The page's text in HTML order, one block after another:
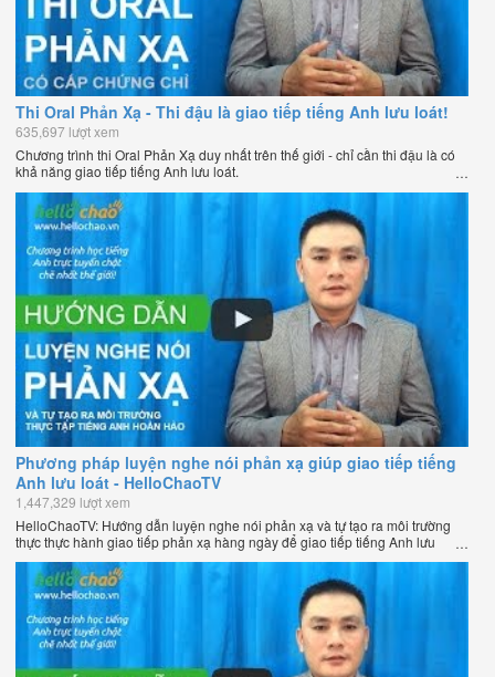
Thi Oral Phản Xạ - Thi đậu là giao tiếp tiếng Anh lưu loát!
635,697 lượt xem
Chương trình thi Oral Phản Xạ duy nhất trên thế giới - chỉ cần thi đậu là có
khả năng giao tiếp tiếng Anh lưu loát.
Phương pháp luyện nghe nói phản xạ giúp giao tiếp tiếng
Anh lưu loát - HelloChaoTV
1,447,329 lượt xem
HelloChaoTV: Hướng dẫn luyện nghe nói phản xạ và tự tạo ra môi trường
thực thực hành giao tiếp phản xạ hàng ngày để giao tiếp tiếng Anh lưu
loát như người bản xứ của thầy Phạm Việt Thắng - đồng sáng lập
HelloChao.vn - Chương trình dạy tiếng Anh trực tuyến chặt chẽ nhất thế
giới.